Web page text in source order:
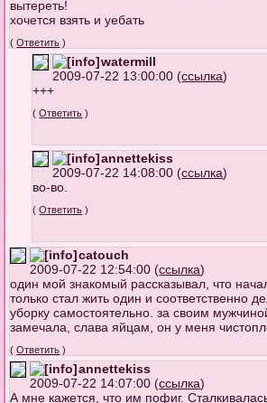
вытереть!
хочется взять и уебать
(Ответить )
watermill
2009-07-22 13:00:00 (ссылка)
+++
(Ответить )
annettekiss
2009-07-22 14:08:00 (ссылка)
во-во.
(Ответить )
catouch
2009-07-22 12:54:00 (ссылка)
один мой знакомый рассказывал, что
только стал жить один и соответственно
уборку самостоятельно. за своим
замечала, слава яйцам, он у меня
(Ответить )
annettekiss
2009-07-22 14:07:00 (ссылка)
А мне кажется, что им пофиг.